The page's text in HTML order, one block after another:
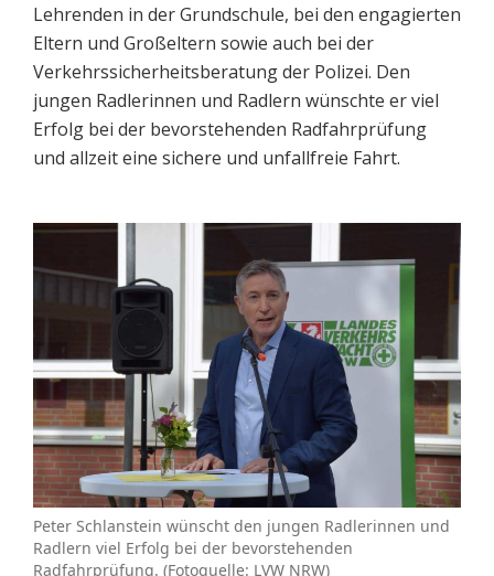
Lehrenden in der Grundschule, bei den engagierten
Eltern und Großeltern sowie auch bei der
Verkehrssicherheitsberatung der Polizei. Den
jungen Radlerinnen und Radlern wünschte er viel
Erfolg bei der bevorstehenden Radfahrprüfung
und allzeit eine sichere und unfallfreie Fahrt.
Peter Schlanstein wünscht den jungen Radlerinnen und
Radlern viel Erfolg bei der bevorstehenden
Radfahrprüfung. (Fotoquelle: LVW NRW)